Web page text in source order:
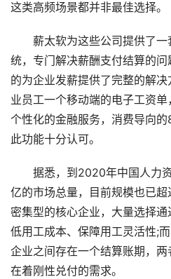
这类高频场景都并非最佳选择。
薪太软为这些公司提供了一
统，专门解决薪酬支付结算的
的为企业发薪提供了完整的解
业员工一个移动端的电子工资
个性化的金融服务，消费导向
此功能十分认可。
据悉，到2020年中国人力资
亿的市场总量，目前规模也已
密集型的核心企业，大量选择
低用工成本、保障用工灵活性;
企业之间存在一个结算账期，
在着刚性兑付的需求。